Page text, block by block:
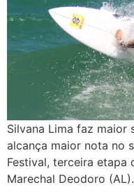
Silvana Lima faz maior
alcança maior nota no
Festival, terceira etapa
Marechal Deodoro (AL).